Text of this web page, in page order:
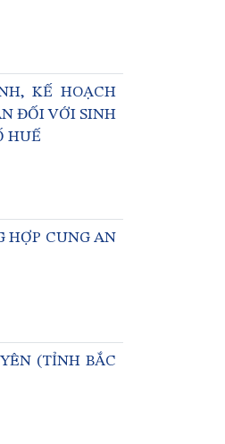
KẾ HOẠCH
ĐỐI VỚI SINH
HUẾ
HỢP CUNG AN
(TỈNH BẮC